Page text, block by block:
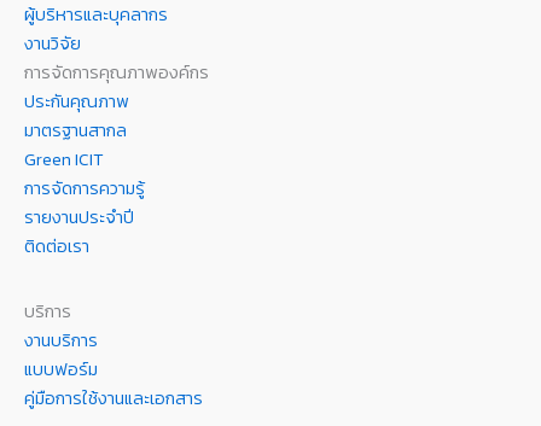
ผู้บริหารและบุคลากร
งานวิจัย
การจัดการคุณภาพองค์กร
ประกันคุณภาพ
มาตรฐานสากล
Green ICIT
การจัดการความรู้
รายงานประจำปี
ติดต่อเรา
บริการ
งานบริการ
แบบฟอร์ม
คู่มือการใช้งานและเอกสาร